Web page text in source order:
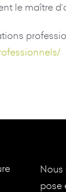
le maître
pose